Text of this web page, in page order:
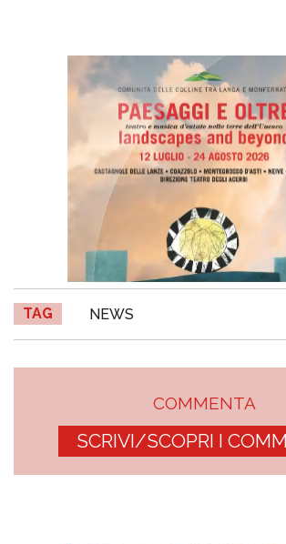
TAG NEWS
COMMENTA
SCRIVI/SCOPRI I